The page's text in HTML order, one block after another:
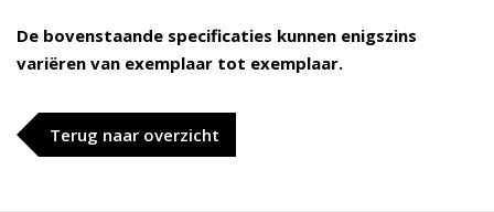
De bovenstaande specificaties kunnen enigszins
variëren van exemplaar tot exemplaar.
Terug naar overzicht